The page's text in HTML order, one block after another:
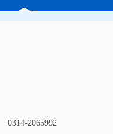
0314-2065992